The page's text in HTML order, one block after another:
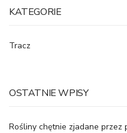
KATEGORIE
Tracz
OSTATNIE WPISY
Rośliny chętnie zjadane przez